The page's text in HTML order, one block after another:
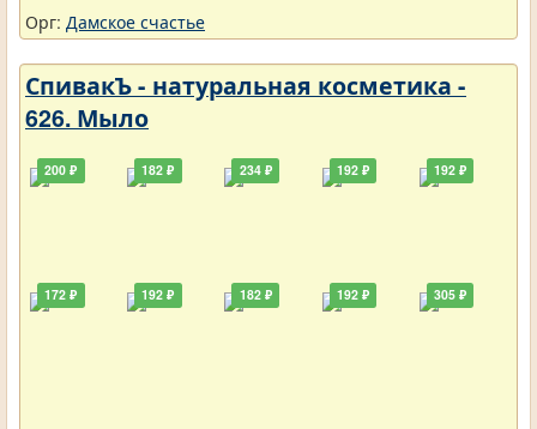
Орг: Дамское счастье
СпивакЪ - натуральная косметика -
626. Мыло
200 ₽
172 ₽
182 ₽
192 ₽
234 ₽
182 ₽
192 ₽
192 ₽
192 ₽
305 ₽